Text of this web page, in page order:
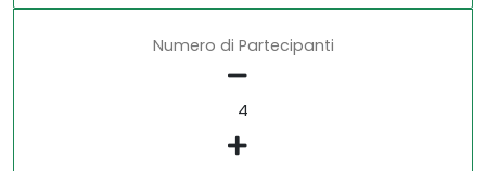
Numero di Partecipanti